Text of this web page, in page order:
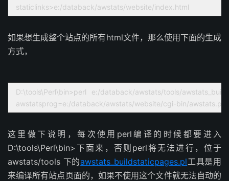
staticlinks>e:/databack/awstats/website/index.html
如果想生成整个站点的所有html文件，那么使用下面的生成
方式，
D:\tools\Perl\bin>perl e:/databack/awstats/tools/
awstatsprog=e:/databack/awstats/website/cgi-bin/
这里做下说明，每次使用perl编译的时候都要进入
D:\tools\Perl\bin>下面来，否则perl将无法进行，位于
awstats/tools 下的awstats_buildstaticpages.pl工具是用
来编译所有站点页面的，如果不使用这个文件就无法自动的